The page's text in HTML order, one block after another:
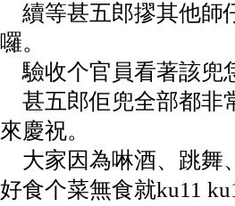
續等甚五郎摎其他師
囉。
驗收个官員看著該兜
甚五郎佢兜全部都非
來慶祝。
大家因為啉酒、跳舞
好食个菜無食就ku11